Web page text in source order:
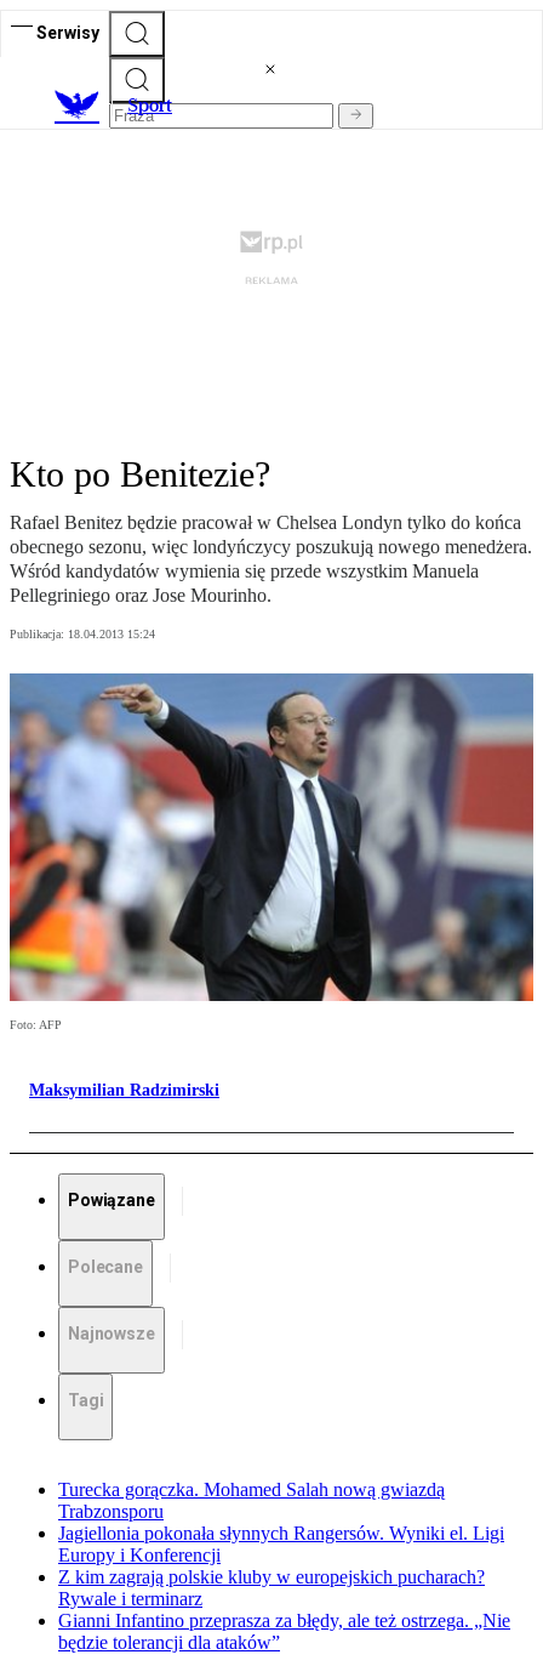
Serwisy
Sport
Kto po Benitezie?
Rafael Benitez będzie pracował w Chelsea Londyn tylko do końca
obecnego sezonu, więc londyńczycy poszukują nowego menedżera.
Wśród kandydatów wymienia się przede wszystkim Manuela
Pellegriniego oraz Jose Mourinho.
Publikacja: 18.04.2013 15:24
Foto: AFP
Maksymilian Radzimirski
Powiązane
Polecane
Najnowsze
Tagi
Turecka gorączka. Mohamed Salah nową gwiazdą
Trabzonsporu
Jagiellonia pokonała słynnych Rangersów. Wyniki el. Ligi
Europy i Konferencji
Z kim zagrają polskie kluby w europejskich pucharach?
Rywale i terminarz
Gianni Infantino przeprasza za błędy, ale też ostrzega. „Nie
będzie tolerancji dla ataków”